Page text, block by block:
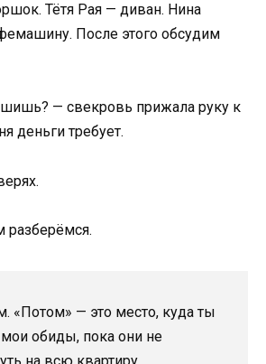
Тётя Рая — диван. Нина
После этого обсудим
— свекровь прижала руку к
деньги требует.
разберёмся.
«Потом» — это место, куда ты
обиды, пока они не